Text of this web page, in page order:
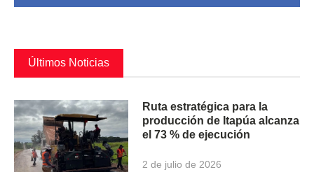
Últimos Noticias
Ruta estratégica para la
producción de Itapúa alcanza
el 73 % de ejecución
2 de julio de 2026